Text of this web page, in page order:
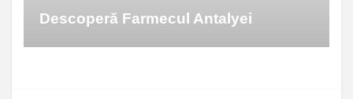
Descoperă Farmecul Antalyei